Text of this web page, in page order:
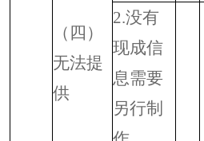
（四）
无法提
供
2.没有
现成信
息需要
另行制